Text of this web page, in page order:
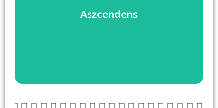
Aszcendens
nevezzük. Aszcendens-Deszcendens, MC-IC.
Ki ne hagyd a tanulmányaidból...